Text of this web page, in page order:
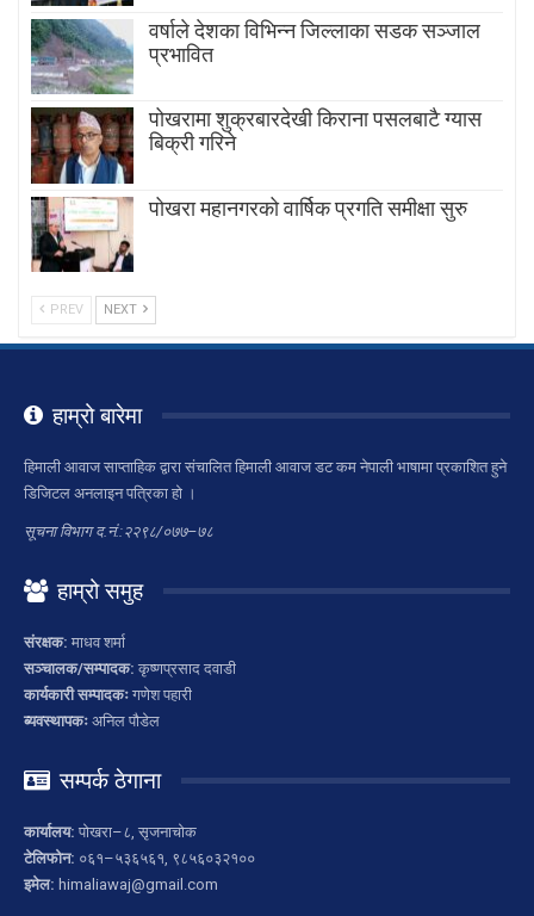
वर्षाले देशका विभिन्न जिल्लाका सडक सञ्जाल
प्रभावित
पोखरामा शुक्रबारदेखी किराना पसलबाटै ग्यास
बिक्री गरिने
पोखरा महानगरको वार्षिक प्रगति समीक्षा सुरु
PREV NEXT
हाम्रो बारेमा
हिमाली आवाज साप्ताहिक द्वारा संचालित हिमाली आवाज डट कम नेपाली भाषामा प्रकाशित हुने
डिजिटल अनलाइन पत्रिका हो ।
सूचना विभाग द.नं.:२२९८/०७७–७८
हाम्रो समुह
संरक्षक: माधव शर्मा
सञ्चालक/सम्पादक: कृष्णप्रसाद दवाडी
कार्यकारी सम्पादकः गणेश पहारी
ब्यवस्थापकः अनिल पौडेल
सम्पर्क ठेगाना
कार्यालय: पोखरा–८, सृजनाचोक
टेलिफोन: ०६१–५३६५६१, ९८५६०३२१००
इमेल: himaliawaj@gmail.com